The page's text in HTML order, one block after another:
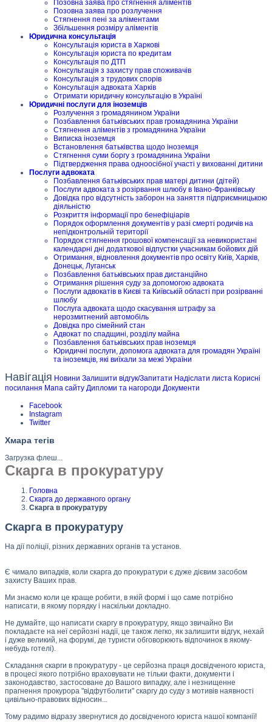
Позовна заява про стягнення аліментів
Позовна заява про розлучення
Стягнення пені за аліментами
Збільшення розміру аліментів
Юридична консультація
Консультація юриста в Харкові
Консультація юриста по кредитам
Консультація по ДТП
Консультація з захисту прав споживачів
Консультація з трудових спорів
Консультація адвоката Харків
Отримати юридичну консультацію в Україні
Юридичні послуги для іноземців
Розлучення з громадянином України
Позбавлення батьківських прав громадянина України
Стягнення аліментів з громадянина України
Виписка іноземця
Встановлення батьківства щодо іноземця
Стягнення суми боргу з громадянина України
Підтвердження права одноосібної участі у вихованні дитини
Послуги адвоката
Позбавлення батьківських прав матері дитини (дітей)
Послуги адвоката з розірвання шлюбу в Івано-Франківську
Довідка про відсутність заборон на заняття підприємницькою
діяльністю
Розкриття інформації про бенефіціарів
Порядок оформлення документів у разі смерті родичів на
непідконтрольній території
Порядок стягнення грошової компенсації за невикористані
календарні дні додаткової відпустки учасникам бойових дій
Отримання, відновлення документів про освіту Київ, Харків,
Донецьк, Луганськ
Позбавлення батьківських прав дистанційно
Отримання рішення суду за допомогою адвоката
Послуги адвокатів в Києві та Київській області при розірванні
шлюбу
Послуга адвоката щодо скасування штрафу за
нерозмитнений автомобіль
Довідка про сімейний стан
Адвокат по спадщині, розділу майна
Позбавлення батьківських прав іноземця
Юридичні послуги, допомога адвоката для громадян Україні
та іноземців, які виїхали за межі України
Навігація Новини Залишити відгук/Запитати Надіслати листа Корисні
посилання Мапа сайту Дипломи та нагороди Документи
Facebook
Instagram
Twitter
Хмара тегів
Загрузка флеш...
Скарга в прокуратуру
Головна
Скарга до державного органу
Скарга в прокуратуру
Скарга в прокуратуру
На дії поліції, різних державних органів та установ.
Є чимало випадків, коли скарга до прокуратури є дуже дієвим засобом
захисту Ваших прав.
Ми знаємо коли це краще робити, в якій формі і що саме потрібно
написати, в якому порядку і наскільки докладно.
Не думайте, що написати скаргу в прокуратуру, якщо звичайно Ви
покладаєте на неї серйозні надії, це також легко, як залишити відгук, нехай
і дуже великий, на форумі, де туристи обговорюють відпочинок в якому-
небудь готелі).
Складання скарги в прокуратуру - це серйозна праця досвідченого юриста,
в процесі якого потрібно враховувати не тільки факти, документи і
законодавство, застосоване до Вашого випадку, але і незнищенне
прагнення прокурора "відфутболити" скаргу до суду з мотивів наявності
цивільно-правових відносин...
Тому радимо відразу звернутися до досвідченого юриста нашої компанії!